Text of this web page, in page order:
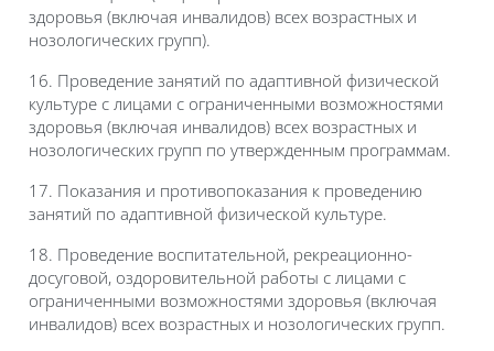
здоровья (включая инвалидов) всех возрастных и
нозологических групп).
16. Проведение занятий по адаптивной физической
культуре с лицами с ограниченными возможностями
здоровья (включая инвалидов) всех возрастных и
нозологических групп по утвержденным программам.
17. Показания и противопоказания к проведению
занятий по адаптивной физической культуре.
18. Проведение воспитательной, рекреационно-
досуговой, оздоровительной работы с лицами с
ограниченными возможностями здоровья (включая
инвалидов) всех возрастных и нозологических групп.